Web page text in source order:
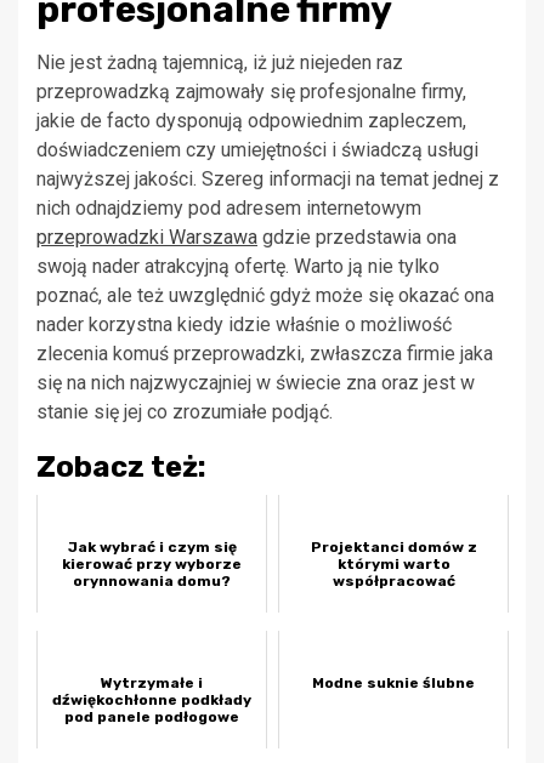
profesjonalne firmy
Nie jest żadną tajemnicą, iż już niejeden raz
przeprowadzką zajmowały się profesjonalne firmy,
jakie de facto dysponują odpowiednim zapleczem,
doświadczeniem czy umiejętności i świadczą usługi
najwyższej jakości. Szereg informacji na temat jednej z
nich odnajdziemy pod adresem internetowym
przeprowadzki Warszawa gdzie przedstawia ona
swoją nader atrakcyjną ofertę. Warto ją nie tylko
poznać, ale też uwzględnić gdyż może się okazać ona
nader korzystna kiedy idzie właśnie o możliwość
zlecenia komuś przeprowadzki, zwłaszcza firmie jaka
się na nich najzwyczajniej w świecie zna oraz jest w
stanie się jej co zrozumiałe podjąć.
Zobacz też:
Jak wybrać i czym się
kierować przy wyborze
orynnowania domu?
Projektanci domów z
którymi warto
współpracować
Wytrzymałe i
dźwiękochłonne podkłady
pod panele podłogowe
Modne suknie ślubne